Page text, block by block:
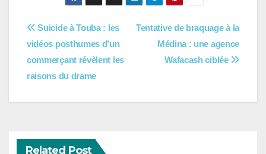
Navigation
de
l’article
Tentative de braquage à la
Médina : une agence
Wafacash ciblée
Suicide à Touba : les
vidéos posthumes d’un
commerçant révèlent les
raisons du drame
Related Post